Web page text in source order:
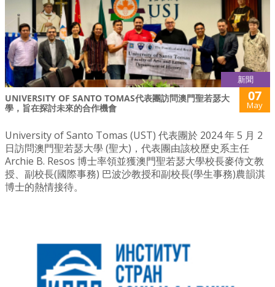
新聞
UNIVERSITY OF SANTO TOMAS代表團訪問澳門聖若瑟大
學，旨在探討未來的合作機會
07
May
University of Santo Tomas (UST) 代表團於 2024 年 5 月 2
日訪問澳門聖若瑟大學 (聖大)，代表團由該校歷史系主任
Archie B. Resos 博士率領並獲澳門聖若瑟大學校長麥侍文教
授、副校長(國際事務) 巴波沙教授和副校長(學生事務)農韻淇
博士的熱情接待。